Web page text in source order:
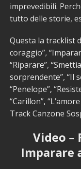
imprevedibili.
tutto delle storie,
Questa la tracklist
coraggio”,
“Riparare”,
sorprendente”, “Il
“Penelope”,
“Carillon”,
Track Canzone
Video –
Imparare